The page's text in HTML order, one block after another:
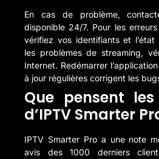
En cas de problème,
disponible 24/7. Pour les erreurs
vérifiez vos identifiants et l’état
les problèmes de streaming,
Internet. Redémarrer
à jour régulières corrigent les
Que pensent
d’IPTV Smarter
IPTV Smarter Pro a une note
avis des 1000 derniers